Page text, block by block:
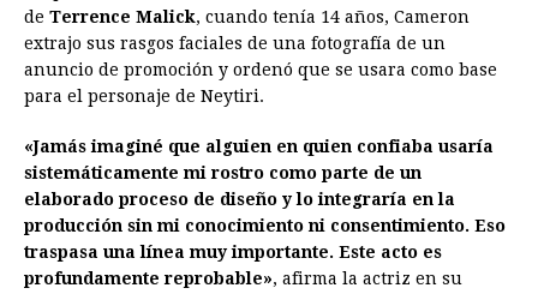
de Terrence Malick, cuando tenía 14 años, Cameron
extrajo sus rasgos faciales de una fotografía de un
anuncio de promoción y ordenó que se usara como base
para el personaje de Neytiri.
«Jamás imaginé que alguien en quien confiaba usaría
sistemáticamente mi rostro como parte de un
elaborado proceso de diseño y lo integraría en la
producción sin mi conocimiento ni consentimiento. Eso
traspasa una línea muy importante. Este acto es
profundamente reprobable», afirma la actriz en su